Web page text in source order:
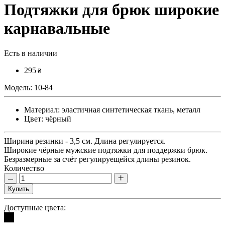
Подтяжки для брюк широкие
карнавальные
Есть в наличии
295 ₴
Модель: 10-84
Материал: эластичная синтетическая ткань, металл
Цвет: чёрный
Ширина резинки - 3,5 см. Длина регулируется.
Широкие чёрные мужские подтяжки для поддержки брюк.
Безразмерные за счёт регулируещейся длины резинок.
Количество
Купить
Доступные цвета: